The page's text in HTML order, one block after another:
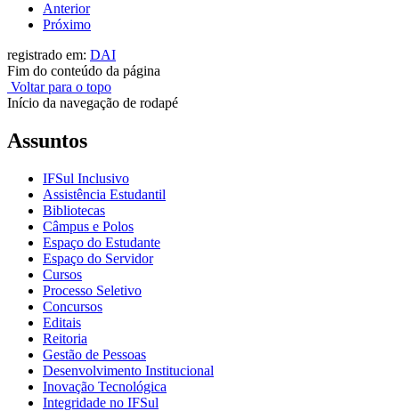
Anterior
Próximo
registrado em: DAI
Fim do conteúdo da página
Voltar para o topo
Início da navegação de rodapé
Assuntos
IFSul Inclusivo
Assistência Estudantil
Bibliotecas
Câmpus e Polos
Espaço do Estudante
Espaço do Servidor
Cursos
Processo Seletivo
Concursos
Editais
Reitoria
Gestão de Pessoas
Desenvolvimento Institucional
Inovação Tecnológica
Integridade no IFSul